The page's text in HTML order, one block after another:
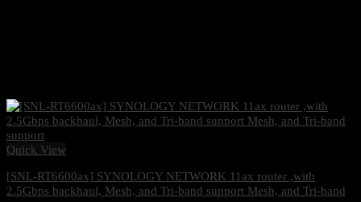
Quick View
[SNL-RT6600ax] SYNOLOGY NETWORK 11ax router ,with
2.5Gbps backhaul, Mesh, and Tri-band support Mesh, and Tri-band